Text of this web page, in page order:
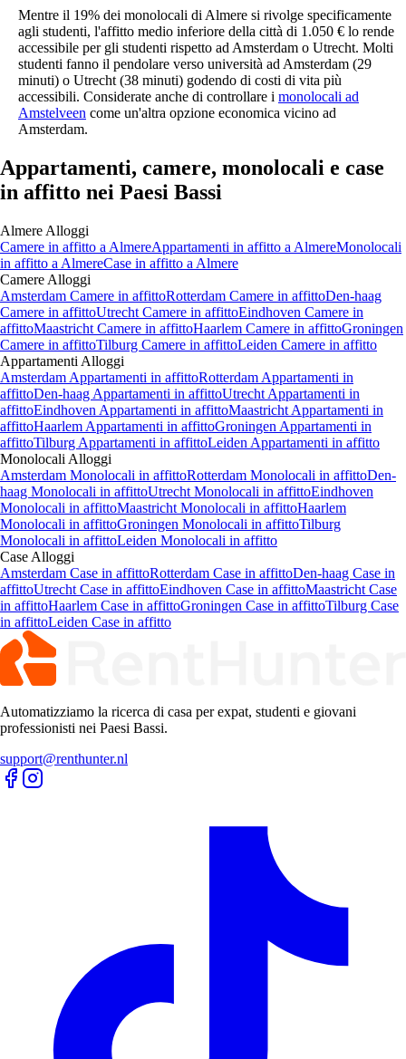
Mentre il 19% dei monolocali di Almere si rivolge specificamente
agli studenti, l'affitto medio inferiore della città di 1.050 € lo rende
accessibile per gli studenti rispetto ad Amsterdam o Utrecht. Molti
studenti fanno il pendolare verso università ad Amsterdam (29
minuti) o Utrecht (38 minuti) godendo di costi di vita più
accessibili. Considerate anche di controllare i monolocali ad
Amstelveen come un'altra opzione economica vicino ad
Amsterdam.
Appartamenti, camere, monolocali e case
in affitto nei Paesi Bassi
Almere Alloggi
Camere in affitto a AlmereAppartamenti in affitto a AlmereMonolocali
in affitto a AlmereCase in affitto a Almere
Camere Alloggi
Amsterdam Camere in affittoRotterdam Camere in affittoDen-haag
Camere in affittoUtrecht Camere in affittoEindhoven Camere in
affittoMaastricht Camere in affittoHaarlem Camere in affittoGroningen
Camere in affittoTilburg Camere in affittoLeiden Camere in affitto
Appartamenti Alloggi
Amsterdam Appartamenti in affittoRotterdam Appartamenti in
affittoDen-haag Appartamenti in affittoUtrecht Appartamenti in
affittoEindhoven Appartamenti in affittoMaastricht Appartamenti in
affittoHaarlem Appartamenti in affittoGroningen Appartamenti in
affittoTilburg Appartamenti in affittoLeiden Appartamenti in affitto
Monolocali Alloggi
Amsterdam Monolocali in affittoRotterdam Monolocali in affittoDen-
haag Monolocali in affittoUtrecht Monolocali in affittoEindhoven
Monolocali in affittoMaastricht Monolocali in affittoHaarlem
Monolocali in affittoGroningen Monolocali in affittoTilburg
Monolocali in affittoLeiden Monolocali in affitto
Case Alloggi
Amsterdam Case in affittoRotterdam Case in affittoDen-haag Case in
affittoUtrecht Case in affittoEindhoven Case in affittoMaastricht Case
in affittoHaarlem Case in affittoGroningen Case in affittoTilburg Case
in affittoLeiden Case in affitto
Automatizziamo la ricerca di casa per expat, studenti e giovani
professionisti nei Paesi Bassi.
support@renthunter.nl